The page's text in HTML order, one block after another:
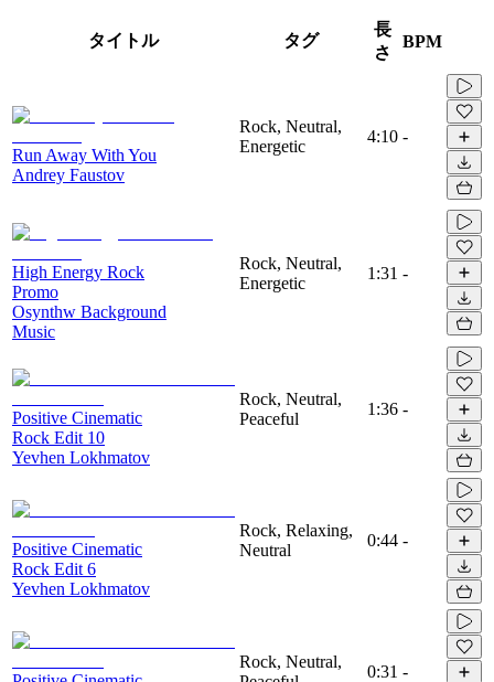
タイトル タグ
長
さ
BPM
Run Away With You
Andrey Faustov
Rock, Neutral,
Energetic
4:10 -
High Energy Rock
Promo
Osynthw Background
Music
Rock, Neutral,
Energetic
1:31 -
Positive Cinematic
Rock Edit 10
Yevhen Lokhmatov
Rock, Neutral,
Peaceful
1:36 -
Positive Cinematic
Rock Edit 6
Yevhen Lokhmatov
Rock, Relaxing,
Neutral
0:44 -
Rock, Neutral,
0:31 -